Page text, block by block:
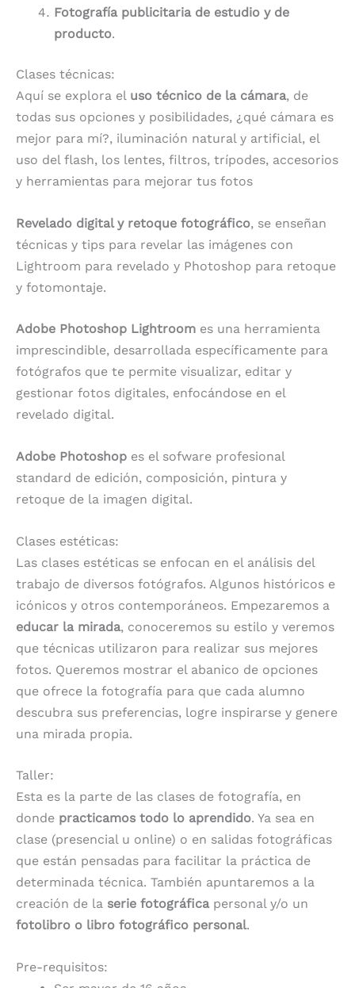
Fotografía publicitaria de estudio y de
producto.
Clases técnicas:
Aquí se explora el uso técnico de la cámara, de
todas sus opciones y posibilidades, ¿qué cámara es
mejor para mí?, iluminación natural y artificial, el
uso del flash, los lentes, filtros, trípodes, accesorios
y herramientas para mejorar tus fotos
Revelado digital y retoque fotográfico, se enseñan
técnicas y tips para revelar las imágenes con
Lightroom para revelado y Photoshop para retoque
y fotomontaje.
Adobe Photoshop Lightroom es una herramienta
imprescindible, desarrollada específicamente para
fotógrafos que te permite visualizar, editar y
gestionar fotos digitales, enfocándose en el
revelado digital.
Adobe Photoshop es el sofware profesional
standard de edición, composición, pintura y
retoque de la imagen digital.
Clases estéticas:
Las clases estéticas se enfocan en el análisis del
trabajo de diversos fotógrafos. Algunos históricos e
icónicos y otros contemporáneos. Empezaremos a
educar la mirada, conoceremos su estilo y veremos
que técnicas utilizaron para realizar sus mejores
fotos. Queremos mostrar el abanico de opciones
que ofrece la fotografía para que cada alumno
descubra sus preferencias, logre inspirarse y genere
una mirada propia.
Taller:
Esta es la parte de las clases de fotografía, en
donde practicamos todo lo aprendido. Ya sea en
clase (presencial u online) o en salidas fotográficas
que están pensadas para facilitar la práctica de
determinada técnica. También apuntaremos a la
creación de la serie fotográficapersonal y/o un
fotolibro o libro fotográfico personal.
Pre-requisitos: